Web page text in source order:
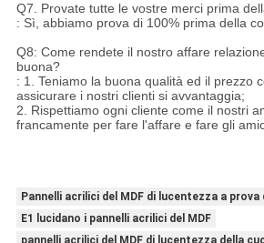
Q7. Provate tutte le vostre merci prima
: Sì, abbiamo prova di 100% prima della
Q8: Come rendete il nostro affare
buona?
: 1. Teniamo la buona qualità ed il prezzo
assicurare i nostri clienti si avvantaggia;
2. Rispettiamo ogni cliente come il nostri
francamente per fare l'affare e fare gli
Pannelli acrilici del MDF di lucentezza a
E1 lucidano i pannelli acrilici del MDF
pannelli acrilici del MDF di lucentezza della